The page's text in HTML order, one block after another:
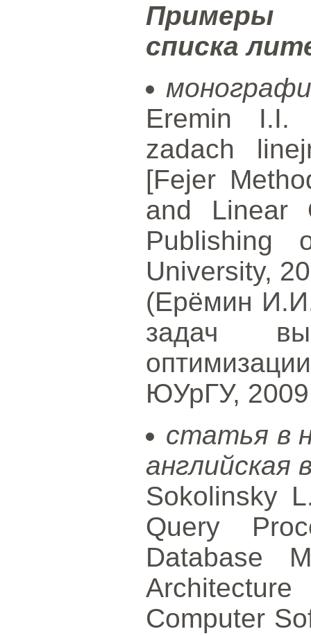
Примеры
списка
Eremin I.I.
zadach
[Fejer
and Linear
University,
(Ерёмин
задач
ЮУрГУ,
статья в
английская
Sokolinsky
Query
Database
Computer